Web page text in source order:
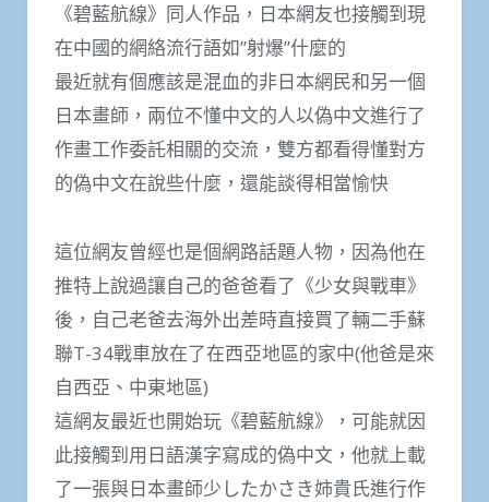
《碧藍航線》同人作品，日本網友也接觸到現
在中國的網絡流行語如”射爆”什麼的
最近就有個應該是混血的非日本網民和另一個
日本畫師，兩位不懂中文的人以偽中文進行了
作畫工作委託相關的交流，雙方都看得懂對方
的偽中文在說些什麼，還能談得相當愉快
這位網友曾經也是個網路話題人物，因為他在
推特上說過讓自己的爸爸看了《少女與戰車》
後，自己老爸去海外出差時直接買了輛二手蘇
聯T-34戰車放在了在西亞地區的家中(他爸是來
自西亞、中東地區)
這網友最近也開始玩《碧藍航線》，可能就因
此接觸到用日語漢字寫成的偽中文，他就上載
了一張與日本畫師少したかさき姉貴氏進行作